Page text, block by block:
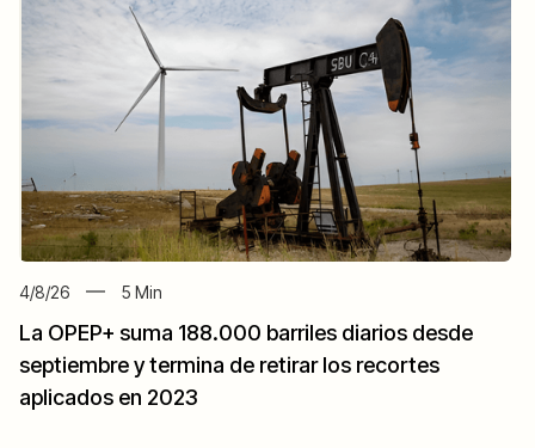
4/8/26 5 Min
La OPEP+ suma 188.000 barriles diarios desde
septiembre y termina de retirar los recortes
aplicados en 2023